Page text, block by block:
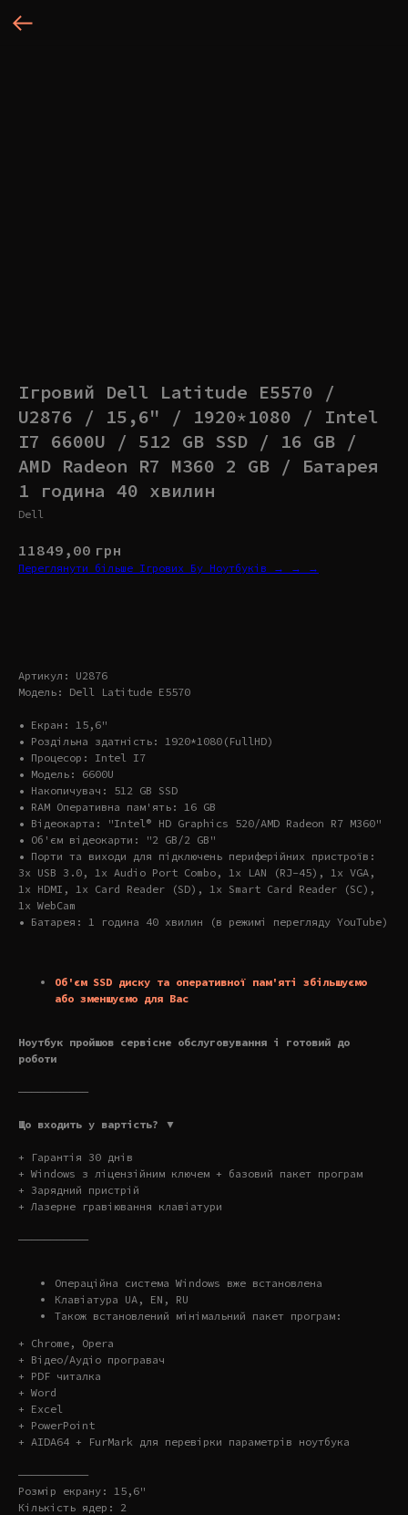
Ігровий Dell Latitude E5570 /
U2876 / 15,6" / 1920*1080 / Intel
I7 6600U / 512 GB SSD / 16 GB /
AMD Radeon R7 M360 2 GB / Батарея
1 година 40 хвилин
Dell
11849,00 грн
Переглянути більше Ігрових Бу Ноутбуків → → →
Артикул: U2876
Модель: Dell Latitude E5570
• Екран: 15,6"
• Роздільна здатність: 1920*1080(FullHD)
• Процесор: Intel I7
• Модель: 6600U
• Накопичувач: 512 GB SSD
• RAM Оперативна пам'ять: 16 GB
• Відеокарта: "Intel® HD Graphics 520/AMD Radeon R7 M360"
• Об'єм відеокарти: "2 GB/2 GB"
• Порти та виходи для підключень периферійних пристроїв:
3x USB 3.0, 1x Audio Port Combo, 1x LAN (RJ-45), 1x VGA,
1x HDMI, 1x Card Reader (SD), 1x Smart Card Reader (SC),
1x WebCam
• Батарея: 1 година 40 хвилин (в режимі перегляду YouTube)
Об'єм SSD диску та оперативної пам'яті збільшуємо
або зменшуємо для Вас
Ноутбук пройшов сервісне обслуговування і готовий до
роботи
———————————
Що входить у вартість? ▼
+ Гарантія 30 днів
+ Windows з ліцензійним ключем + базовий пакет програм
+ Зарядний пристрій
+ Лазерне гравіювання клавіатури
———————————
Операційна система Windows вже встановлена
Клавіатура UA, EN, RU
Також встановлений мінімальний пакет програм:
+ Chrome, Opera
+ Відео/Аудіо програвач
+ PDF читалка
+ Word
+ Excel
+ PowerPoint
+ AIDA64 + FurMark для перевірки параметрів ноутбука
———————————
Розмір екрану: 15,6"
Кількість ядер: 2